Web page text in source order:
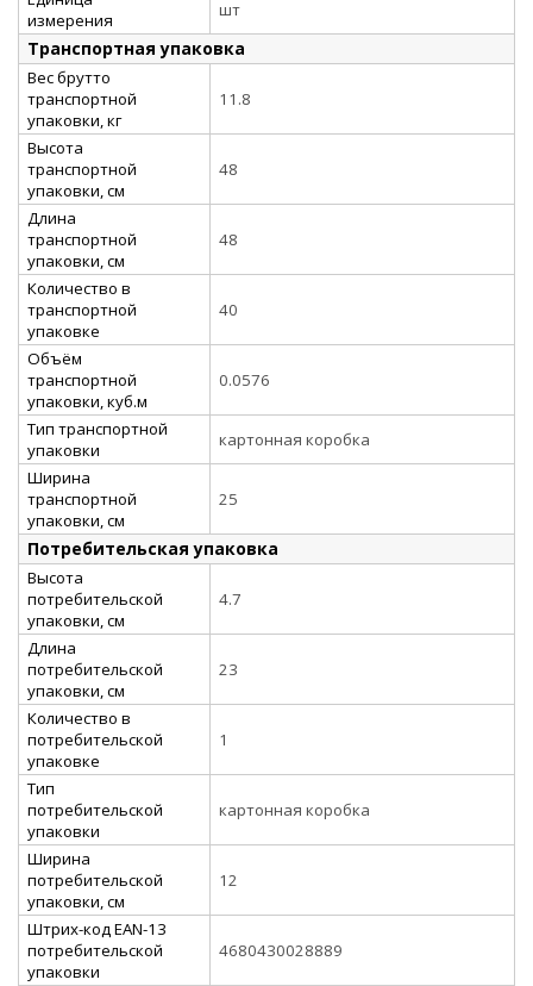
измерения
шт
Транспортная упаковка
Вес брутто
транспортной
упаковки, кг
11.8
Высота
транспортной
упаковки, см
48
Длина
транспортной
упаковки, см
48
Количество в
транспортной
упаковке
40
Объём
транспортной
упаковки, куб.м
0.0576
Тип транспортной
упаковки
картонная коробка
Ширина
транспортной
упаковки, см
25
Потребительская упаковка
Высота
потребительской
упаковки, см
4.7
Длина
потребительской
упаковки, см
23
Количество в
потребительской
упаковке
1
Тип
потребительской
упаковки
картонная коробка
Ширина
потребительской
упаковки, см
12
Штрих-код EAN-13
потребительской
упаковки
4680430028889